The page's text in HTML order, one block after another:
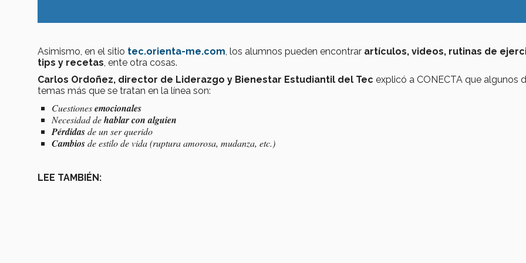
Asimismo, en el sitio tec.orienta-me.com, los alumnos pueden encontrar artículos, videos, rutinas de
tips y recetas, ente otra cosas.
Carlos Ordoñez, director de Liderazgo y Bienestar Estudiantil del Tec explicó a CONECTA que algunos
temas más que se tratan en la línea son:
Cuestionesemocionales
Necesidad dehablar con alguien
Pérdidasde un ser querido
Cambiosde estilo de vida (ruptura amorosa, mudanza, etc.)
LEE TAMBIÉN: